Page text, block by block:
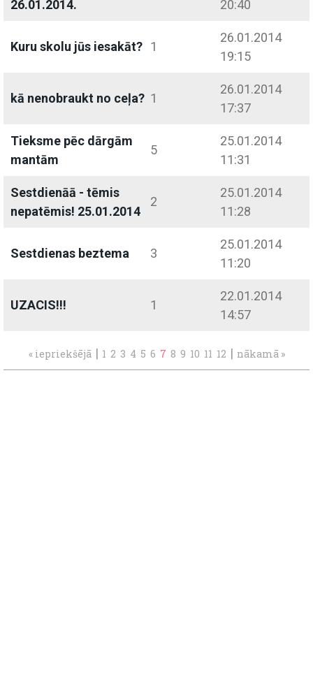
26.01.2014. 20:40
Kuru skolu jūs iesakāt? 1
26.01.2014
19:15
kā nenobraukt no ceļa? 1
26.01.2014
17:37
Tieksme pēc dārgām
mantām
5
25.01.2014
11:31
Sestdienāā - tēmis
nepatēmis! 25.01.2014
2
25.01.2014
11:28
Sestdienas beztema 3
25.01.2014
11:20
UZACIS!!! 1
22.01.2014
14:57
« iepriekšējā | 1 2 3 4 5 6 7 8 9 10 11 12 | nākamā »